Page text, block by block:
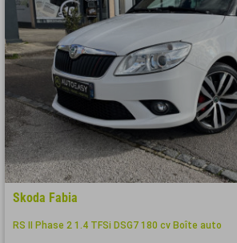
Skoda Fabia
RS II Phase 2 1.4 TFSi DSG7 180 cv Boîte auto